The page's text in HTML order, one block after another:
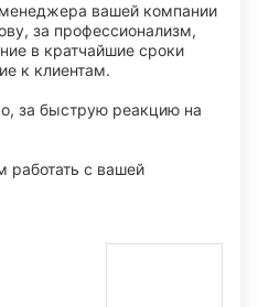
вашей компании
за профессионализм,
в кратчайшие сроки
к клиентам.
за быструю реакцию на
работать с вашей